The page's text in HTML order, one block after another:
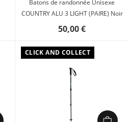
Batons de randonnée Unisexe
COUNTRY ALU 3 LIGHT (PAIRE) Noir
50,00 €
CLICK AND COLLECT